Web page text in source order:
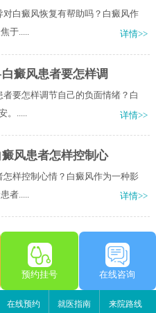
白癜风恢复有帮助吗？白癜风作
于.....
详情>>
癜风患者要怎样调
要怎样调节自己的负面情绪？白
.....
详情>>
风患者怎样控制心
样控制心情？白癜风作为一种影
者.....
详情>>
预约挂号 在线咨询
在线预约 就医指南 来院路线